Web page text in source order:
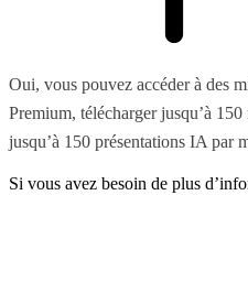
Oui, vous pouvez accéder à des
Premium, télécharger jusqu’à
jusqu’à 150 présentations IA par
Si vous avez besoin de plus